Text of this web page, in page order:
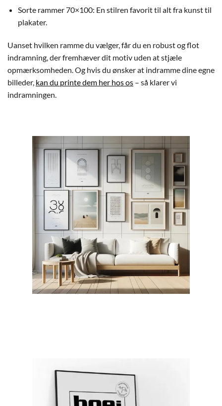
Sorte rammer 70×100: En stilren favorit til alt fra kunst til
plakater.
Uanset hvilken ramme du vælger, får du en robust og flot
indramning, der fremhæver dit motiv uden at stjæle
opmærksomheden. Og hvis du ønsker at indramme dine egne
billeder, kan du printe dem her hos os – så klarer vi
indramningen.